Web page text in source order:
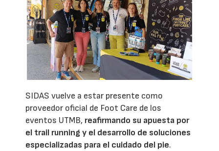
SIDAS vuelve a estar presente como
proveedor oficial de Foot Care de los
eventos UTMB, reafirmando su apuesta por
el trail running y el desarrollo de soluciones
especializadas para el cuidado del pie.